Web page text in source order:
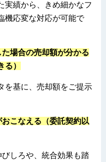
実績から、きめ細かなフ
機応変な対応が可能で
場合の売却額が分かる
る）
を基に、売却額をご提示
こなえる（委託契約以
しろや、統合効果も踏